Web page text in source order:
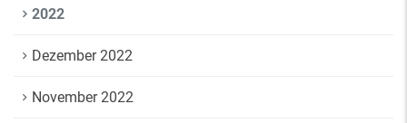
2022
Dezember 2022
November 2022